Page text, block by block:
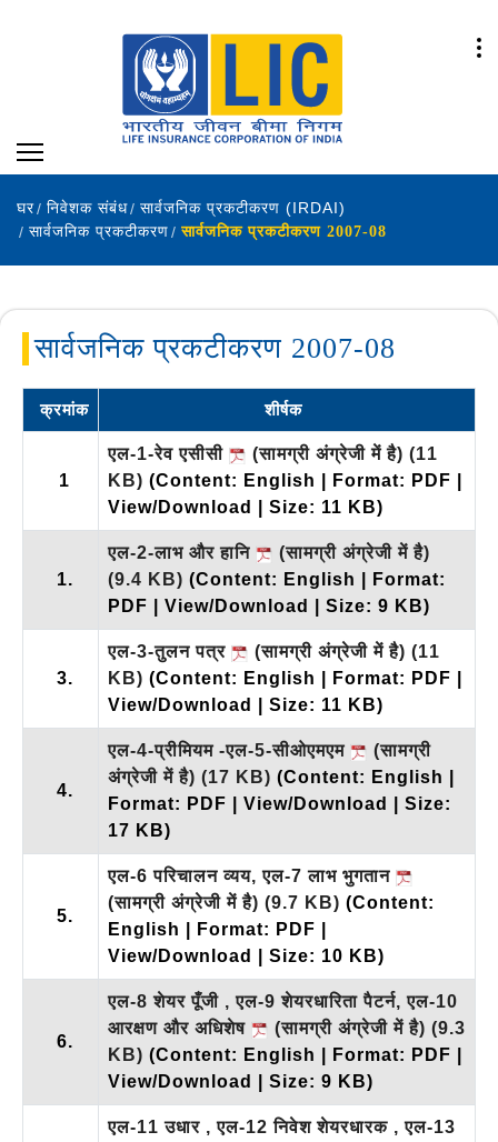
घर निवेशक संबंध
सार्वजनिक प्रकटीकरण (IRDAI)
सार्वजनिक प्रकटीकरण
सार्वजनिक प्रकटीकरण 2007-08
सार्वजनिक प्रकटीकरण 2007-08
क्रमांक शीर्षक
1
एल-1-रेव एसीसी (सामग्री अंग्रेजी में है) (11
KB) (Content: English | Format: PDF |
View/Download | Size: 11 KB)
1.
एल-2-लाभ और हानि
(सामग्री अंग्रेजी में है)
(9.4 KB) (Content: English | Format:
PDF | View/Download | Size: 9 KB)
3.
एल-3-तुलन पत्र (सामग्री अंग्रेजी में है) (11
KB) (Content: English | Format: PDF |
View/Download | Size: 11 KB)
4.
एल-4-प्रीमियम -एल-5-सीओएमएम
(सामग्री
अंग्रेजी में है) (17 KB) (Content: English |
Format: PDF | View/Download | Size:
17 KB)
5.
एल-6 परिचालन व्यय, एल-7 लाभ भुगतान
(सामग्री अंग्रेजी में है) (9.7 KB) (Content:
English | Format: PDF |
View/Download | Size: 10 KB)
6.
एल-8 शेयर पूँजी , एल-9 शेयरधारिता पैटर्न, एल-10
आरक्षण और अधिशेष
(सामग्री अंग्रेजी में है) (9.3
KB) (Content: English | Format: PDF |
View/Download | Size: 9 KB)
एल-11 उधार , एल-12 निवेश शेयरधारक , एल-13